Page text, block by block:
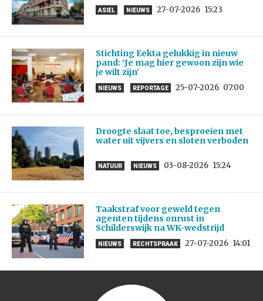
ASIEL NIEUWS 27-07-2026 15:23
Stichting Eekta gelukkig in nieuw
pand: ‘Je mag hier gewoon zijn wie
je wilt zijn’
NIEUWS REPORTAGE 25-07-2026 07:00
Droogte slaat toe, besproeien met
water uit vijvers en sloten verboden
NATUUR NIEUWS 03-08-2026 15:24
Taakstraf voor geweld tegen
agenten tijdens onrust in
Schilderswijk na WK-wedstrijd
NIEUWS RECHTSPRAAK 27-07-2026 14:01